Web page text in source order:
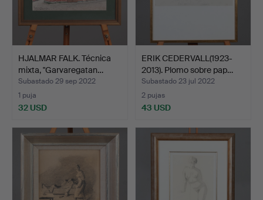
HJALMAR FALK. Técnica
mixta, "Garvaregatan…
Subastado 29 sep 2022
1 puja
32 USD
ERIK CEDERVALL(1923-
2013). Plomo sobre pap…
Subastado 23 jul 2022
2 pujas
43 USD